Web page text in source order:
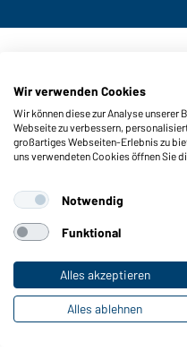
Gustav Daiber GmbH
Vor dem Weißen Stein 25-31
D-72461 Albstadt
Zu den Katalogen
Impressum Datenschutz
Wir verwenden Cookies
Wir können diese zur Analyse unserer
Webseite zu verbessern,
großartiges Webseiten-Erlebnis zu
uns verwendeten Cookies öffnen Sie
Notwendig
Funktional
Alles akzeptieren
Alles ablehnen